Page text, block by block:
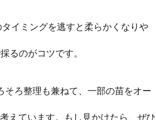
イミングを逃すと柔らかくなりや
るのがコツです。
ろ整理も兼ねて、一部の苗をオー
えています。もし見かけたら、ぜひ